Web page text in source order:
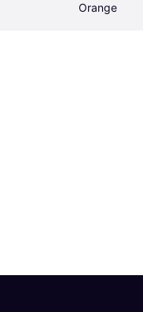
Orange